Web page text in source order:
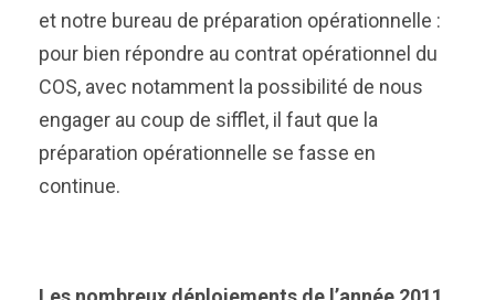
et notre bureau de préparation opérationnelle :
pour bien répondre au contrat opérationnel du
COS, avec notamment la possibilité de nous
engager au coup de sifflet, il faut que la
préparation opérationnelle se fasse en
continue.